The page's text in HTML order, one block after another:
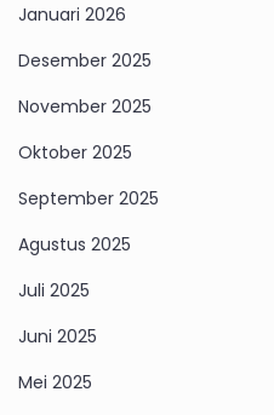
Januari 2026
Desember 2025
November 2025
Oktober 2025
September 2025
Agustus 2025
Juli 2025
Juni 2025
Mei 2025